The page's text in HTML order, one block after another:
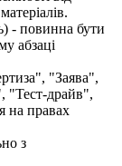
- повинна бути
абзаці
"Заява",
"Тест-драйв",
на правах
з